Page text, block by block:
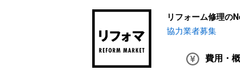
リフォーム修理の
協力業者募集
費用・